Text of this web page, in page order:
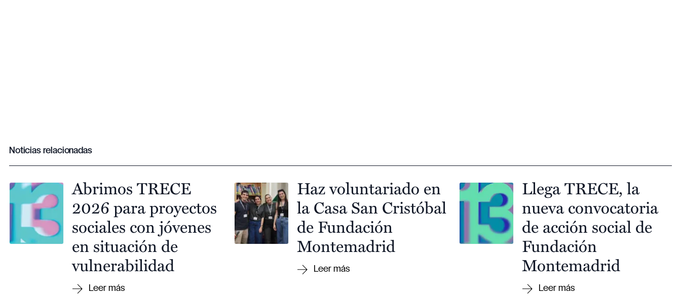
Noticias relacionadas
Abrimos TRECE
2026 para proyectos
sociales con jóvenes
en situación de
vulnerabilidad
Haz voluntariado en
la Casa San Cristóbal
de Fundación
Montemadrid
Llega TRECE, la
nueva convocatoria
de acción social de
Fundación
Montemadrid